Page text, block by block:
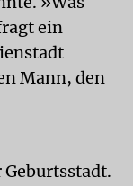
ein
Mann, den